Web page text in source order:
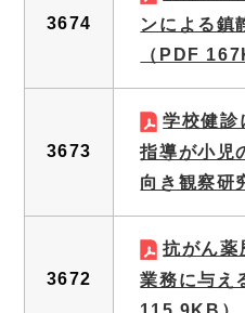
3674
ンによる鎮
（PDF
3673
学校健診
指導が小児
向き観察研
3672
抗がん薬
業務に与え